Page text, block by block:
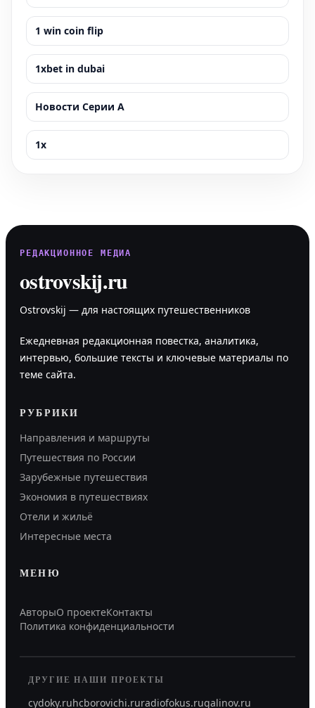
1 win coin flip
1xbet in dubai
Новости Серии А
1x
РЕДАКЦИОННОЕ МЕДИА
ostrovskij.ru
Ostrovskij — для настоящих путешественников
Ежедневная редакционная повестка, аналитика,
интервью, большие тексты и ключевые материалы по
теме сайта.
РУБРИКИ
Направления и маршруты
Путешествия по России
Зарубежные путешествия
Экономия в путешествиях
Отели и жильё
Интересные места
МЕНЮ
АвторыО проектеКонтакты
Политика конфиденциальности
ДРУГИЕ НАШИ ПРОЕКТЫ
cydoky.ruhcborovichi.ruradiofokus.rugalinov.ru